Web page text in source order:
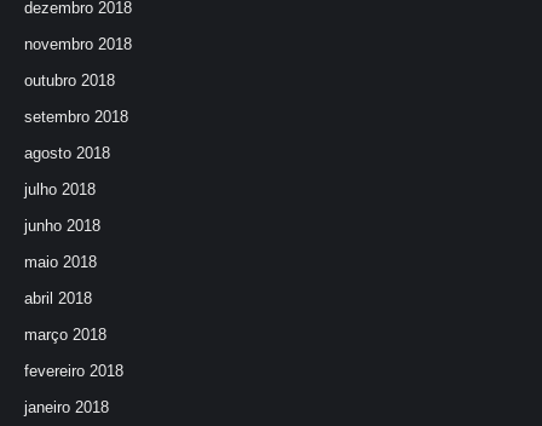
dezembro 2018
novembro 2018
outubro 2018
setembro 2018
agosto 2018
julho 2018
junho 2018
maio 2018
abril 2018
março 2018
fevereiro 2018
janeiro 2018